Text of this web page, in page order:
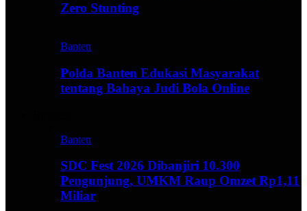
Zero Stunting
Banten
Polda Banten Edukasi Masyarakat
tentang Bahaya Judi Bola Online
Banten
SDC Fest 2026 Dibanjiri 10.300
Pengunjung, UMKM Raup Omzet Rp1,11
Miliar